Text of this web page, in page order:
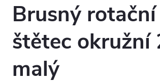
Brusný rotační
štětec okružní
malý